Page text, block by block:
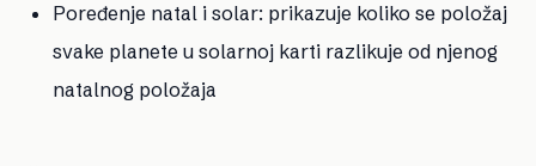
Poređenje natal i solar: prikazuje koliko se položaj
svake planete u solarnoj karti razlikuje od njenog
natalnog položaja